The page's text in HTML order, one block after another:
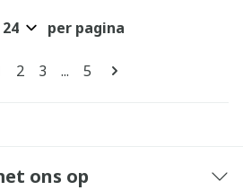
Pagina's
lees momenteel pagina
Pagina
2 Pagina
3 ... Pagina
5
per pagina
ons op